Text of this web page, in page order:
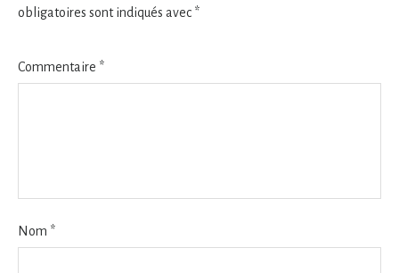
obligatoires sont indiqués avec *
Commentaire *
Nom *